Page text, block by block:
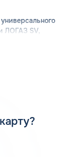
ЛОГАЗ SV,
пути. Ввиду
экономически
лиц и ИП
автомобиля. В
Вы